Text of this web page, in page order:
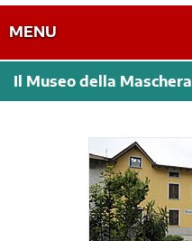
MENU
Il Museo della Maschera